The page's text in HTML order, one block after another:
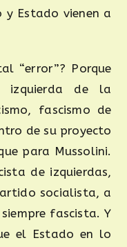
y Estado vienen a
“error”? Porque
de la
fascismo de
de su proyecto
para Mussolini.
de izquierdas,
socialista, a
fascista. Y
el Estado en lo